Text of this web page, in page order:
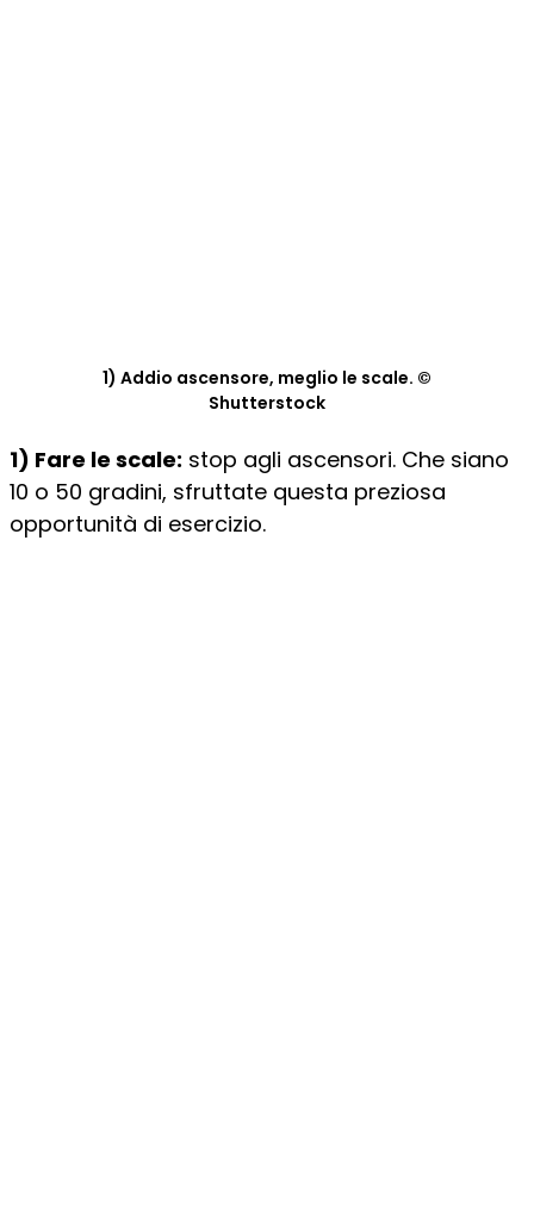
1) Addio ascensore, meglio le scale. ©
Shutterstock
1) Fare le scale: stop agli ascensori. Che siano
10 o 50 gradini, sfruttate questa preziosa
opportunità di esercizio.